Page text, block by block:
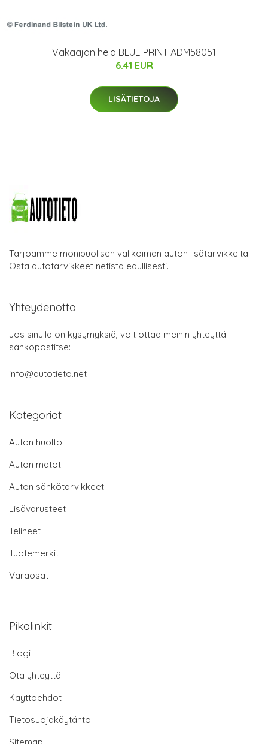
Vakaajan hela BLUE PRINT ADM58051
6.41 EUR
LISÄTIETOJA
Tarjoamme monipuolisen valikoiman auton lisätarvikkeita.
Osta autotarvikkeet netistä edullisesti.
Yhteydenotto
Jos sinulla on kysymyksiä, voit ottaa meihin yhteyttä
sähköpostitse:
info@autotieto.net
Kategoriat
Auton huolto
Auton matot
Auton sähkötarvikkeet
Lisävarusteet
Telineet
Tuotemerkit
Varaosat
Pikalinkit
Blogi
Ota yhteyttä
Käyttöehdot
Tietosuojakäytäntö